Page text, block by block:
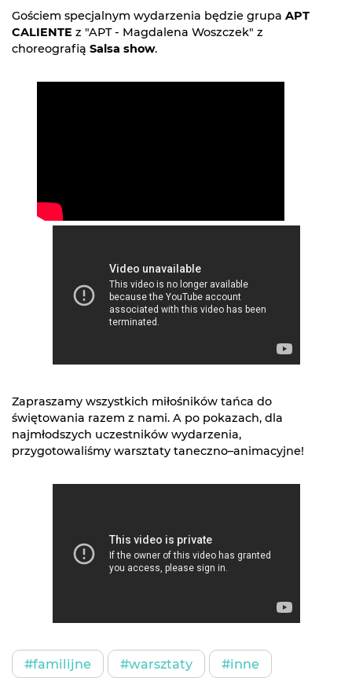
Gościem specjalnym wydarzenia będzie grupa APT
CALIENTE z "APT - Magdalena Woszczek" z
choreografią Salsa show.
Zapraszamy wszystkich miłośników tańca do
świętowania razem z nami. A po pokazach, dla
najmłodszych uczestników wydarzenia,
przygotowaliśmy warsztaty taneczno–animacyjne!
#familijne #warsztaty #inne